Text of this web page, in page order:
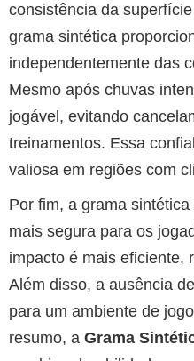
consistência da
grama sintética
independentemente das
Mesmo após chuvas
jogável, evitando
treinamentos. Essa
valiosa em regiões com
Por fim, a grama
mais segura para os
impacto é mais eficiente,
Além disso, a ausência
para um ambiente de
resumo, a Grama